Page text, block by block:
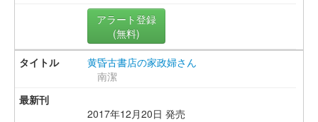
アラート登録
(無料)
黄昏古書店の家政婦さん
南潔
2017年12月20日 発売